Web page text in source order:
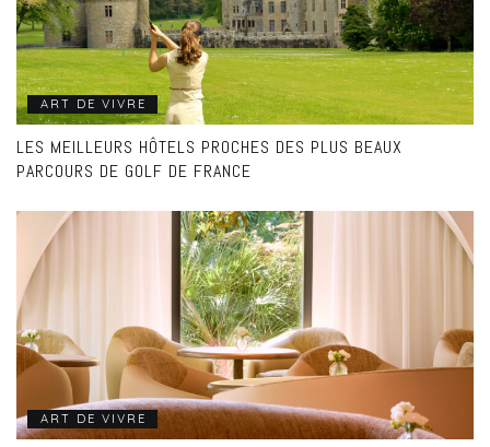
ART DE VIVRE
LES MEILLEURS HÔTELS PROCHES DES PLUS BEAUX
PARCOURS DE GOLF DE FRANCE
ART DE VIVRE